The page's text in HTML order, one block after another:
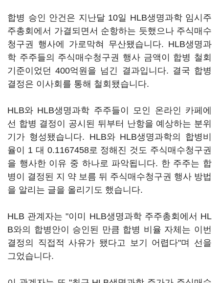
합병 승인 안건은 지난달 10일 HLB생명과학 임시주
주총회에서 가결되면서 순항하는 듯했으나 주식매수
청구권 행사에 가로막혀 무산됐습니다. HLB생명과
학 주주들의 주식매수청구권 행사 금액이 합병 철회
기준이었던 400억원을 넘긴 결과입니다. 결국 합병
결정은 이사회를 통해 철회됐습니다.
HLB와 HLB생명과학 주주들이 모인 온라인 카페에
선 합병 결정이 공시된 뒤부터 난항을 예상하는 분위
기가 형성됐습니다. HLB와 HLB생명과학의 합병비
율이 1 대 0.1167458로 정해진 것도 주식매수청구권
을 행사한 이유 중 하나로 파악됩니다. 한 주주는 합
병이 결정된 지 약 보름 뒤 주식매수청구권 행사 방법
을 알리는 글을 올리기도 했습니다.
HLB 관계자는 "이미 HLB생명과학 주주총회에서 HL
B와의 합병안이 승인된 만큼 합병 비율 자체는 이번
결정의 직접적 사유가 됐다고 보기 어렵다"며 선을
그었습니다.